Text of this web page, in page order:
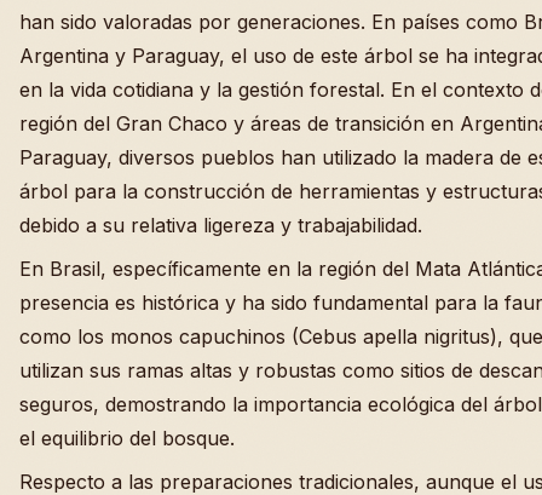
han sido valoradas por generaciones. En países como
Argentina y Paraguay, el uso de este árbol se ha
en la vida cotidiana y la gestión forestal. En el contexto
región del Gran Chaco y áreas de transición en
Paraguay, diversos pueblos han utilizado la madera de
árbol para la construcción de herramientas y
debido a su relativa ligereza y trabajabilidad.
En Brasil, específicamente en la región del Mata
presencia es histórica y ha sido fundamental para la
como los monos capuchinos (Cebus apella nigritus), que
utilizan sus ramas altas y robustas como sitios de
seguros, demostrando la importancia ecológica del
el equilibrio del bosque.
Respecto a las preparaciones tradicionales, aunque el